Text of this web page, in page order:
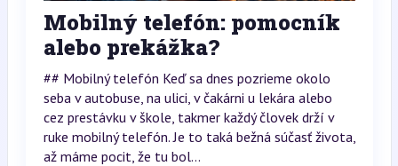
Mobilný telefón: pomocník
alebo prekážka?
## Mobilný telefón Keď sa dnes pozrieme okolo
seba v autobuse, na ulici, v čakárni u lekára alebo
cez prestávku v škole, takmer každý človek drží v
ruke mobilný telefón. Je to taká bežná súčasť života,
až máme pocit, že tu bol...